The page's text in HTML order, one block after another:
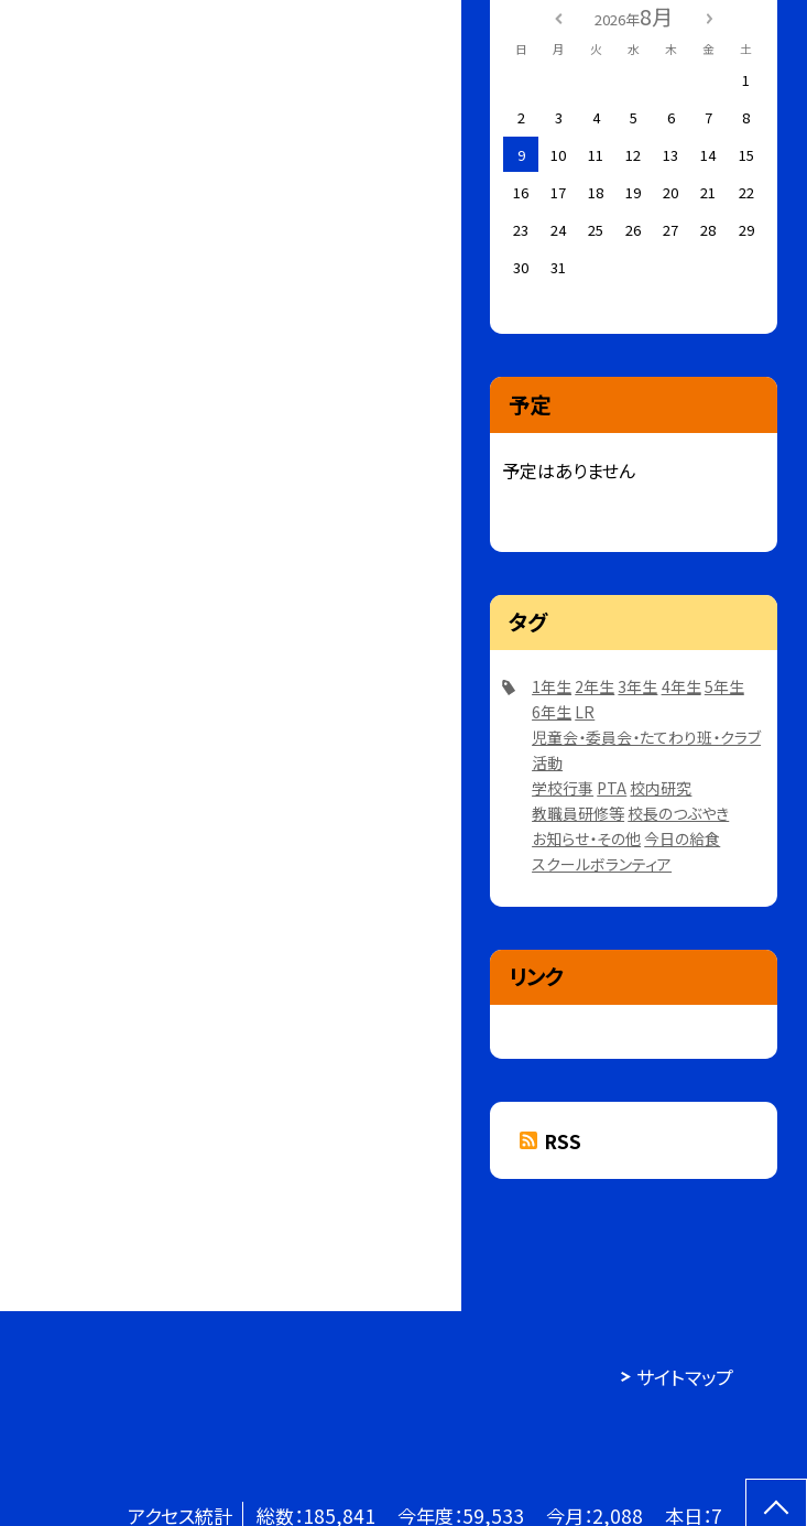
2026年8月
日 月 火 水 木 金 土
1
2
3 4 5 6 7
8
9
10 11 12 13 14
15
16
17 18 19 20 21
22
23
24 25 26 27 28
29
30
31
予定
予定はありません
タグ
1年生 2年生 3年生 4年生 5年生
6年生 LR
児童会・委員会・たてわり班・クラブ
活動
学校行事 PTA 校内研究
教職員研修等 校長のつぶやき
お知らせ・その他 今日の給食
スクールボランティア
リンク
RSS
サイトマップ
アクセス統計 総数：185,841 今年度：59,533 今月：2,088 本日：7